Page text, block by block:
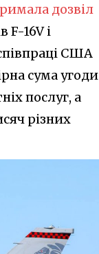
дозвіл
16V і
США
сума угоди
послуг, а
різних